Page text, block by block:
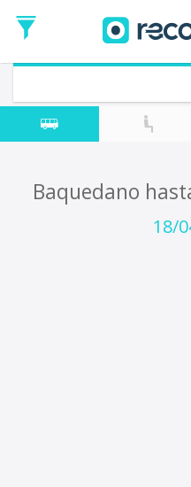
de
Ida
Vuelta (opcional)
Fecha
de
Baquedano
18/